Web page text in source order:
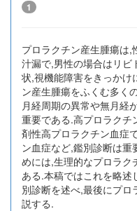
1
プロラクチン産生腫瘍は
汁漏で,男性の場合はリビ
状,視機能障害をきっかけ
ン産生腫瘍をふくむ多く
月経周期の異常や無月経
重要である.高プロラクチ
剤性高プロラクチン血症
ン血症など,鑑別診断は
めには,生理的なプロラク
ある.本稿ではこれを略述
別診断を述べ,最後にプ
説する.